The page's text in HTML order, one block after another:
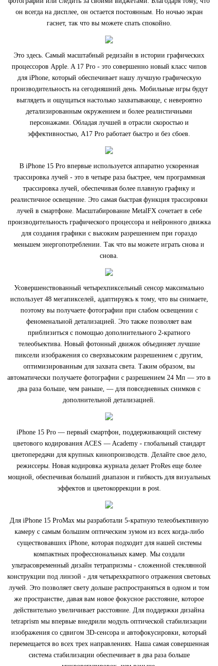
он всегда на дисплее, он остается постоянным. Но ночью экран
гаснет, так что вы можете спать спокойно.
Это здесь. Самый масштабный редизайн в истории графических
процессоров Apple. A 17 Pro - это совершенно новый класс чипов
для iPhone, который обеспечивает нашу лучшую графическую
производительность на сегодняшний день. Мобильные игры будут
выглядеть и ощущаться настолько захватывающе, с невероятно
детализированным окружением и более реалистичными
персонажами. Обладая лучшей в отрасли скоростью и
эффективностью, A17 Pro работает быстро и без сбоев.
В iPhone 15 Pro впервые используется аппаратно ускоренная
трассировка лучей - это в четыре раза быстрее, чем программная
трассировка лучей, обеспечивая более плавную графику и
реалистичное освещение. Это самая быстрая функция трассировки
лучей в смартфоне. Масштабирование MetalFX сочетает в себе
производительность графического процессора и нейронного движка
для создания графики с высоким разрешением при гораздо
меньшем энергопотреблении. Так что вы можете играть снова и
снова.
Усовершенствованный четырехпиксельный сенсор максимально
использует 48 мегапикселей, адаптируясь к тому, что вы снимаете,
поэтому вы получаете фотографии при слабом освещении с
феноменальной детализацией. Это также позволяет вам
приблизиться с помощью дополнительного 2-кратного
телеобъектива. Новый фотонный движок объединяет лучшие
пиксели изображения со сверхвысоким разрешением с другим,
оптимизированным для захвата света. Таким образом, вы
автоматически получаете фотографии с разрешением 24 Мп — это в
два раза больше, чем раньше, — для повседневных снимков с
дополнительной детализацией.
iPhone 15 Pro — первый смартфон, поддерживающий систему
цветового кодирования ACES — Academy - глобальный стандарт
цветопередачи для крупных кинопроизводств. Делайте свое дело,
режиссеры. Новая кодировка журнала делает ProRes еще более
мощной, обеспечивая больший диапазон и гибкость для визуальных
эффектов и цветокоррекции в post.
Для iPhone 15 ProMax мы разработали 5-кратную телеобъективную
камеру с самым большим оптическим зумом из всех когда-либо
существовавших iPhone, которая подходит для нашей системы
компактных профессиональных камер. Мы создали
ультрасовременный дизайн тетрапризмы ‑ сложенной стеклянной
конструкции под линзой ‑ для четырехкратного отражения световых
лучей. Это позволяет свету дольше распространяться в одном и том
же пространстве, давая вам новое фокусное расстояние, которое
действительно увеличивает расстояние. Для поддержки дизайна
tetraprism мы впервые внедрили модуль оптической стабилизации
изображения со сдвигом 3D‑сенсора и автофокусировки, который
перемещается во всех трех направлениях. Наша самая совершенная
система стабилизации обеспечивает в два раза больше